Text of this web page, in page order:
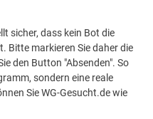
sicher, dass kein Bot die
Bitte markieren Sie daher die
den Button "Absenden". So
sondern eine reale
Sie WG-Gesucht.de wie